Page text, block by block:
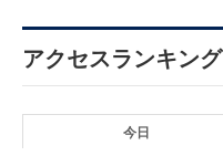
アクセスランキング
今日